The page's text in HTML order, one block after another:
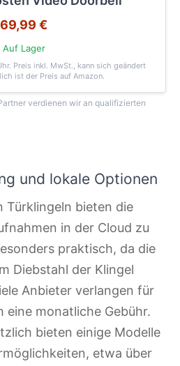
69,99 €
Auf Lager
. Preis inkl. MwSt., kann sich geändert
ist der Preis auf Amazon.
verdienen wir an qualifizierten
und lokale Optionen
Türklingeln bieten die
in der Cloud zu
praktisch, da die
Diebstahl der Klingel
Anbieter verlangen für
eine monatliche Gebühr.
bieten einige Modelle
etwa über